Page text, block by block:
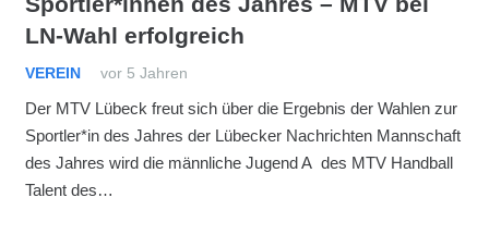
LN-Wahl erfolgreich
VEREIN vor 5 Jahren
Der MTV Lübeck freut sich über die Ergebnis der Wahlen zur
Sportler*in des Jahres der Lübecker Nachrichten Mannschaft
des Jahres wird die männliche Jugend A des MTV Handball
Talent des…